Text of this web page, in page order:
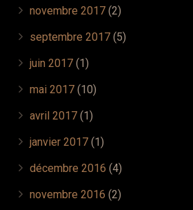
novembre 2017 (2)
septembre 2017 (5)
juin 2017 (1)
mai 2017 (10)
avril 2017 (1)
janvier 2017 (1)
décembre 2016 (4)
novembre 2016 (2)